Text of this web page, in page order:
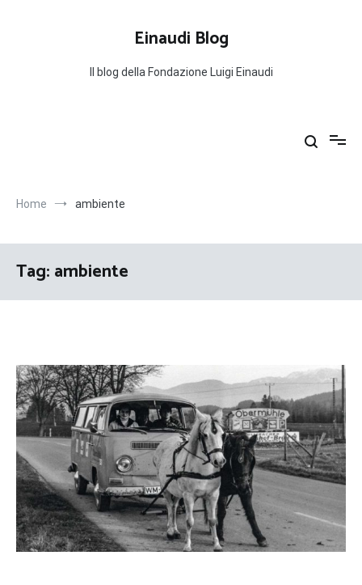
Einaudi Blog
Il blog della Fondazione Luigi Einaudi
Home ambiente
Tag:ambiente